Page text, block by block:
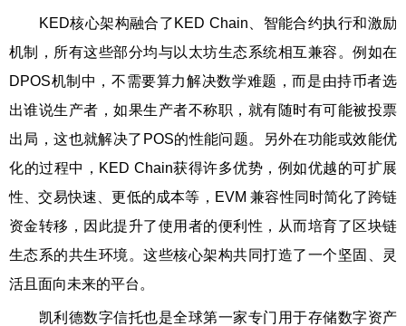
KED核心架构融合了KED Chain、智能合约执行和激励
机制，所有这些部分均与以太坊生态系统相互兼容。例如在
DPOS机制中，不需要算力解决数学难题，而是由持币者选
出谁说生产者，如果生产者不称职，就有随时有可能被投票
出局，这也就解决了POS的性能问题。另外在功能或效能优
化的过程中，KED Chain获得许多优势，例如优越的可扩展
性、交易快速、更低的成本等，EVM 兼容性同时简化了跨链
资金转移，因此提升了使用者的便利性，从而培育了区块链
生态系的共生环境。这些核心架构共同打造了一个坚固、灵
活且面向未来的平台。
凯利德数字信托也是全球第一家专门用于存储数字资产